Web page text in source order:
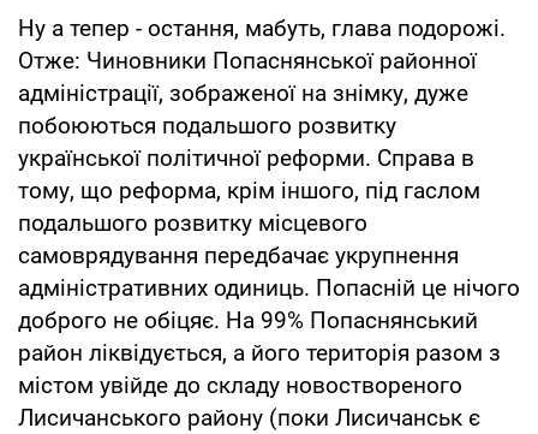
Ну а тепер - остання, мабуть, глава подорожі.
Отже: Чиновники Попаснянської районної
адміністрації, зображеної на знімку, дуже
побоюються подальшого розвитку
української політичної реформи. Справа в
тому, що реформа, крім іншого, під гаслом
подальшого розвитку місцевого
самоврядування передбачає укрупнення
адміністративних одиниць. Попасній це нічого
доброго не обіцяє. На 99% Попаснянський
район ліквідується, а його територія разом з
містом увійде до складу новоствореного
Лисичанського району (поки Лисичанськ є